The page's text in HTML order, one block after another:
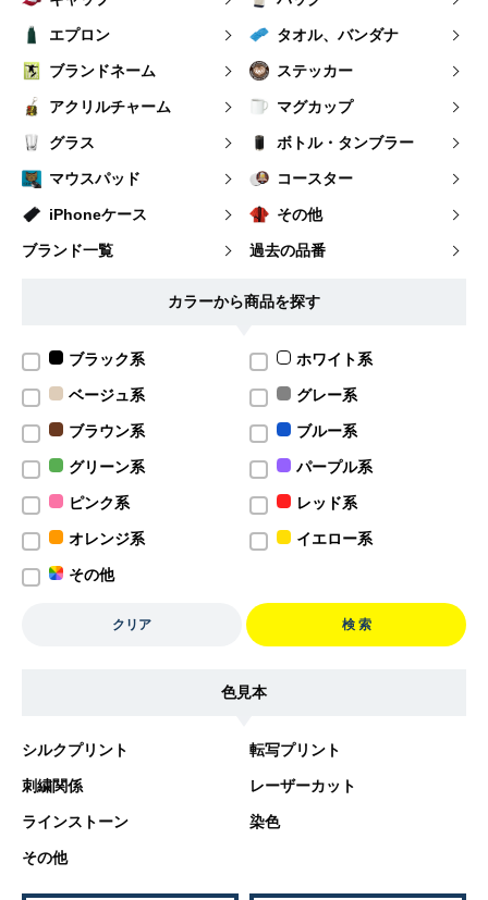
エプロン タオル、バンダナ
ブランドネーム ステッカー
アクリルチャーム マグカップ
グラス ボトル・タンブラー
マウスパッド コースター
iPhoneケース その他
ブランド一覧 過去の品番
カラーから商品を探す
ブラック系 ホワイト系
ベージュ系 グレー系
ブラウン系 ブルー系
グリーン系 パープル系
ピンク系 レッド系
オレンジ系 イエロー系
その他
クリア 検 索
色見本
シルクプリント 転写プリント
刺繍関係 レーザーカット
ラインストーン 染色
その他